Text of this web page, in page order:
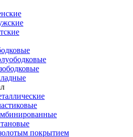
покрытием